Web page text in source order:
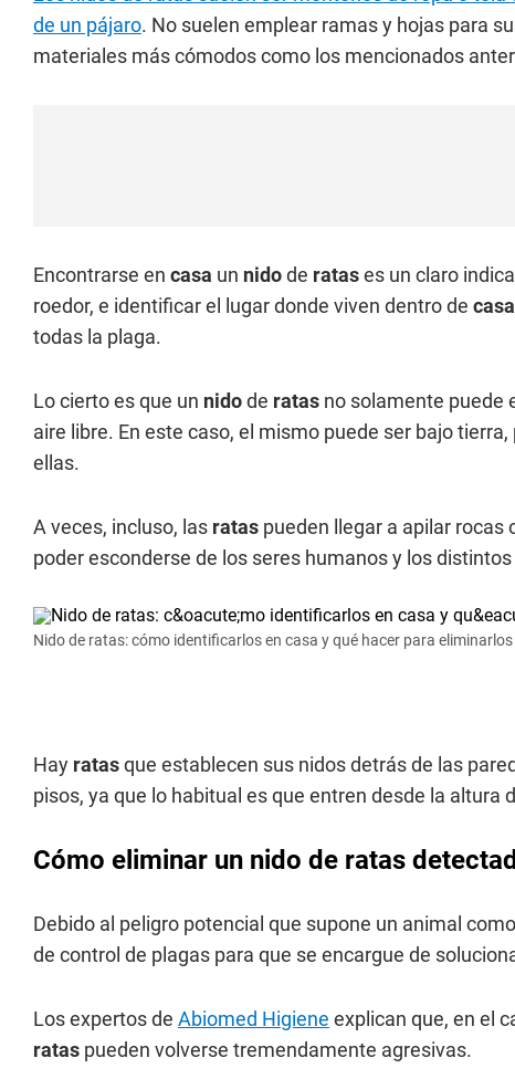
de un pájaro. No suelen emplear ramas y hojas para
materiales más cómodos como los mencionados
Encontrarse en casa un nidode ratases un claro
roedor, e identificar el lugar donde viven dentro de casa
todas la plaga.
Lo cierto es que un nidode ratas no solamente puede
aire libre. En este caso, el mismo puede ser bajo
ellas.
A veces, incluso, las ratas pueden llegar a apilar rocas
poder esconderse de los seres humanos y los
Nido de ratas: cómo identificarlos en casa y qué hacer para eliminarlos
Hay ratasque establecen sus nidos detrás de las
pisos, ya que lo habitual es que entren desde la altura
Cómo eliminar un nido de ratas
Debido al peligro potencial que supone un animal
de control de plagas para que se encargue de
Los expertos de Abiomed Higiene explican que, en el
ratas pueden volverse tremendamente agresivas.